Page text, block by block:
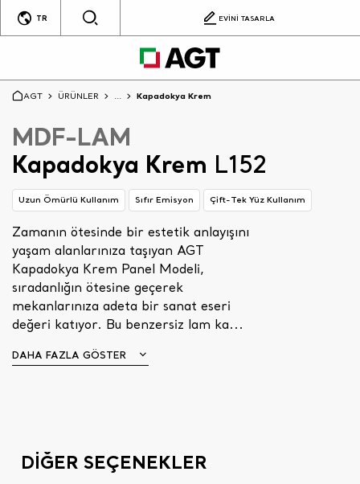
TR EVİNİ TASARLA
AGT ÜRÜNLER ... Kapadokya Krem
MDF-LAM
Kapadokya Krem L152
Uzun Ömürlü Kullanım Sıfır Emisyon Çift-Tek Yüz Kullanım
Zamanın ötesinde bir estetik anlayışını
yaşam alanlarınıza taşıyan AGT
Kapadokya Krem Panel Modeli,
sıradanlığın ötesine geçerek
mekanlarınıza adeta bir sanat eseri
değeri katıyor. Bu benzersiz lam ka...
DAHA FAZLA GÖSTER
DİĞER SEÇENEKLER